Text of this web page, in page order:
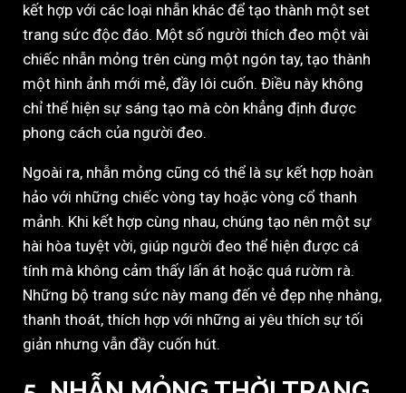
kết hợp với các loại nhẫn khác để tạo thành một set
trang sức độc đáo. Một số người thích đeo một vài
chiếc nhẫn mỏng trên cùng một ngón tay, tạo thành
một hình ảnh mới mẻ, đầy lôi cuốn. Điều này không
chỉ thể hiện sự sáng tạo mà còn khẳng định được
phong cách của người đeo.
Ngoài ra, nhẫn mỏng cũng có thể là sự kết hợp hoàn
hảo với những chiếc vòng tay hoặc vòng cổ thanh
mảnh. Khi kết hợp cùng nhau, chúng tạo nên một sự
hài hòa tuyệt vời, giúp người đeo thể hiện được cá
tính mà không cảm thấy lấn át hoặc quá rườm rà.
Những bộ trang sức này mang đến vẻ đẹp nhẹ nhàng,
thanh thoát, thích hợp với những ai yêu thích sự tối
giản nhưng vẫn đầy cuốn hút.